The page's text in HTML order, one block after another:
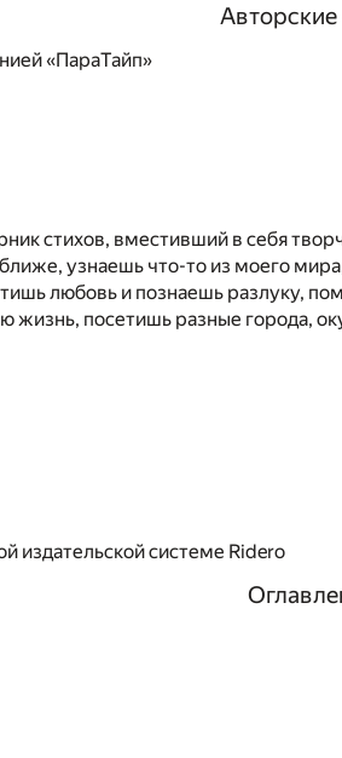
Авторские
«ПараТайп»
стихов, вместивший в себя
узнаешь что-то из моего
любовь и познаешь разлуку,
жизнь, посетишь разные города,
издательской системе Ridero